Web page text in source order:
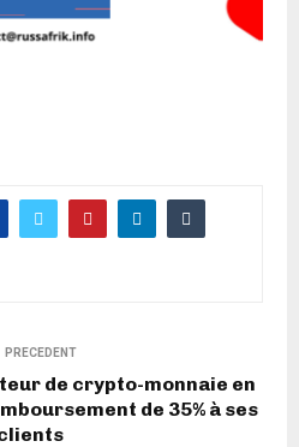
PRECEDENT
de crypto-monnaie en
de 35% à ses